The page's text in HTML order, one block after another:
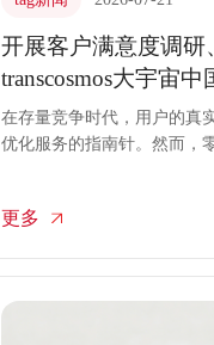
开展客户满意度调研
transcosmos大宇宙
包持续收集市场需求
在存量竞争时代，用户的真
优化服务的指南针。然而，
体系，将客户满意度调研与
集一手市场需求数据，驱动
更多